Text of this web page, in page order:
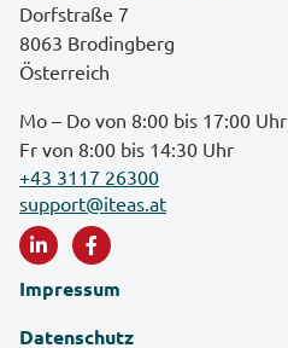
Dorfstraße 7
8063 Brodingberg
Österreich
Mo – Do von 8:00 bis 17:00 Uhr
Fr von 8:00 bis 14:30 Uhr
+43 3117 26300
support@iteas.at
Impressum
Datenschutz